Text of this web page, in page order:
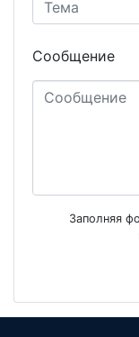
Сообщение
Заполняя